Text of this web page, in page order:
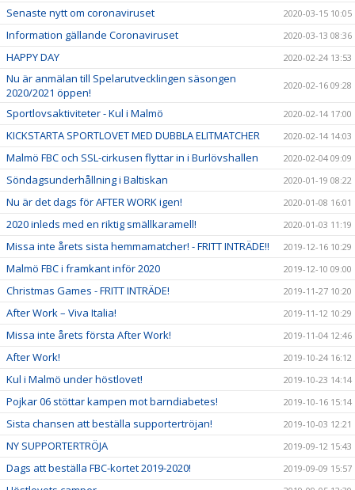
Senaste nytt om coronaviruset 2020-03-15 10:05
Information gällande Coronaviruset 2020-03-13 08:36
HAPPY DAY 2020-02-24 13:53
Nu är anmälan till Spelarutvecklingen säsongen
2020/2021 öppen!
2020-02-16 09:28
Sportlovsaktiviteter - Kul i Malmö 2020-02-14 17:00
KICKSTARTA SPORTLOVET MED DUBBLA ELITMATCHER 2020-02-14 14:03
Malmö FBC och SSL-cirkusen flyttar in i Burlövshallen 2020-02-04 09:09
Söndagsunderhållning i Baltiskan 2020-01-19 08:22
Nu är det dags för AFTER WORK igen! 2020-01-08 16:01
2020 inleds med en riktig smällkaramell! 2020-01-03 11:19
Missa inte årets sista hemmamatcher! - FRITT INTRÄDE!! 2019-12-16 10:29
Malmö FBC i framkant inför 2020 2019-12-10 09:00
Christmas Games - FRITT INTRÄDE! 2019-11-27 10:20
After Work – Viva Italia! 2019-11-12 10:29
Missa inte årets första After Work! 2019-11-04 12:46
After Work! 2019-10-24 16:12
Kul i Malmö under höstlovet! 2019-10-23 14:14
Pojkar 06 stöttar kampen mot barndiabetes! 2019-10-16 15:14
Sista chansen att beställa supportertröjan! 2019-10-03 12:21
NY SUPPORTERTRÖJA 2019-09-12 15:43
Dags att beställa FBC-kortet 2019-2020! 2019-09-09 15:57